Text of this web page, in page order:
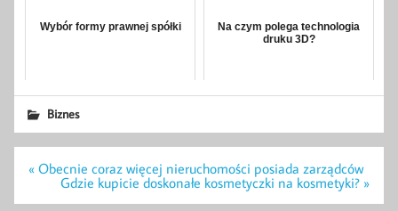
Wybór formy prawnej spółki
Na czym polega technologia
druku 3D?
Biznes
Nawigacja
« Obecnie coraz więcej nieruchomości posiada zarządców
Gdzie kupicie doskonałe kosmetyczki na kosmetyki? »